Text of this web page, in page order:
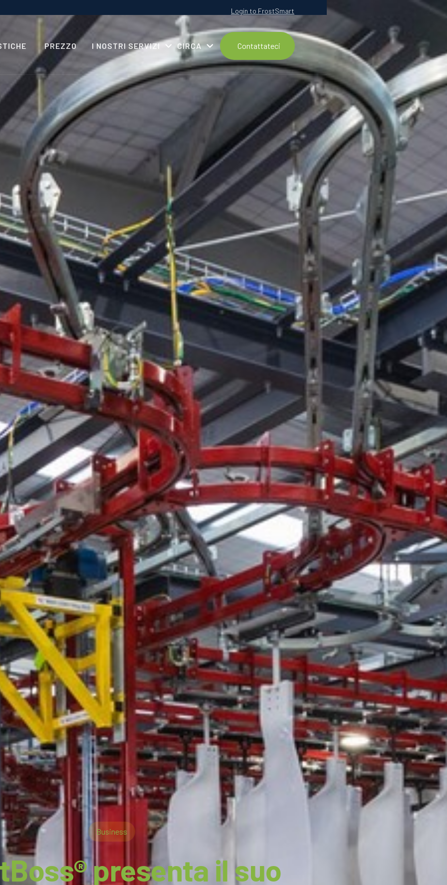
Login to FrostSmart
PREZZO I NOSTRI SERVIZI CIRCA Contattateci
Business
presenta il suo